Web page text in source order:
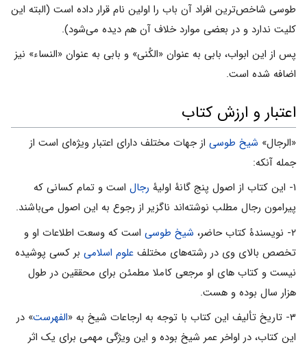
طوسى شاخص‌ترین افراد آن باب را اولین نام قرار داده است (البته این
کلیت ندارد و در بعضى موارد خلاف آن هم دیده مى‌شود).
پس از این ابواب، بابى به عنوان «الکُنى» و بابى به عنوان «النساء» نیز
اضافه شده است.
اعتبار و ارزش کتاب
«الرجال» شیخ طوسى از جهات مختلف داراى اعتبار ویژه‌اى است از
جمله آنکه:
۱- این کتاب از اصول پنج گانۀ اولیۀ
رجال است و تمام کسانى که
پیرامون رجال مطلب نوشته‌اند ناگزیر از رجوع به این اصول مى‌باشند.
۲- نویسندۀ کتاب حاضر،
شیخ طوسى است که وسعت اطلاعات او و
تخصص بالاى وى در رشته‌هاى مختلف علوم اسلامى بر کسى پوشیده
نیست و کتاب هاى او مرجعى کاملا مطمئن براى محققین در طول
هزار سال بوده و هست.
۳- تاریخ تألیف این کتاب با توجه به ارجاعات شیخ به «
الفهرست» در
این کتاب، در اواخر عمر شیخ بوده و این ویژگى مهمى براى یک اثر